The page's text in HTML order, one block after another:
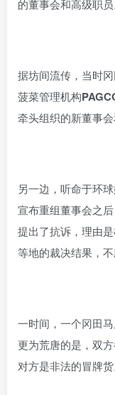
的董事会和高级职员
据坊间流传，当时
菠菜管理机构
牵头组织的新董事
另一边，听命于环
宣布重组董事会之
提出了抗诉，理由
等地的裁决结果，
一时间，一个冈田
更为荒唐的是，双
对方是非法的冒牌货